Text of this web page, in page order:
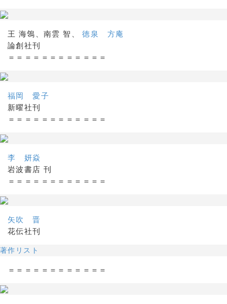
王 海鴒、南雲 智、徳泉 方庵
論創社刊
＝＝＝＝＝＝＝＝＝＝＝＝
福岡 愛子
新曜社刊
＝＝＝＝＝＝＝＝＝＝＝＝
李 妍焱
岩波書店 刊
＝＝＝＝＝＝＝＝＝＝＝＝
矢吹 晋
花伝社刊
著作リスト
＝＝＝＝＝＝＝＝＝＝＝＝